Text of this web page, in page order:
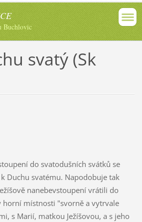
Buchlovic
svatý (Sk
do svatodušních svátků se
k Duchu svatému. Napodobuje tak
nanebevstoupení vrátili do
horní místnosti "svorně a vytrvale
s Marií, matkou Ježíšovou, a s jeho